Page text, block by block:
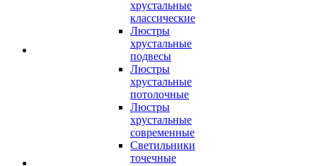
хрустальные
классические
Люстры
хрустальные
подвесы
Люстры
хрустальные
потолочные
Люстры
хрустальные
современные
Светильники
точечные